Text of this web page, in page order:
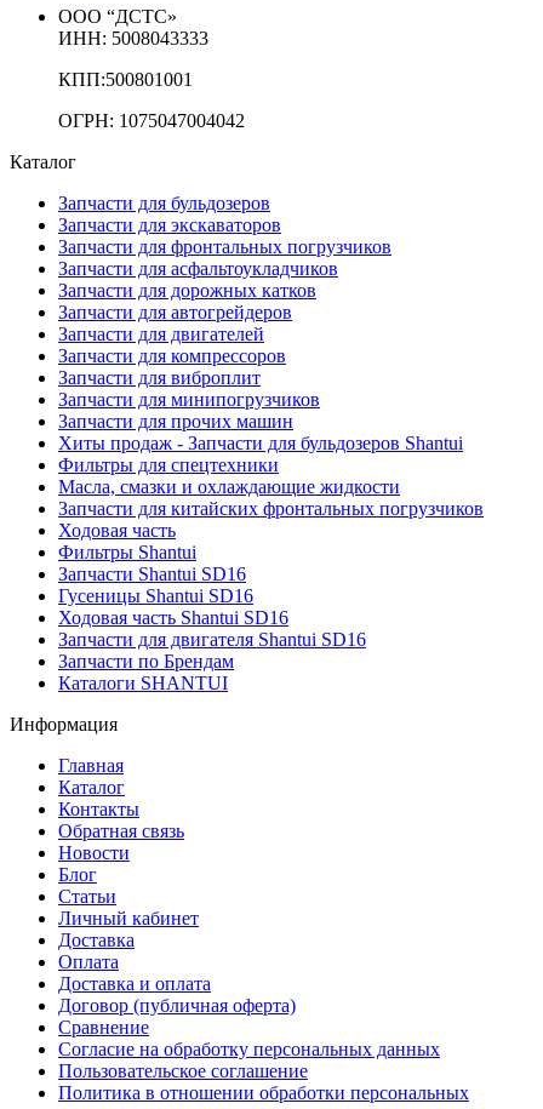
ООО “ДСТС»
ИНН: 5008043333
КПП:500801001
ОГРН: 1075047004042
Каталог
Запчасти для бульдозеров
Запчасти для экскаваторов
Запчасти для фронтальных погрузчиков
Запчасти для асфальтоукладчиков
Запчасти для дорожных катков
Запчасти для автогрейдеров
Запчасти для двигателей
Запчасти для компрессоров
Запчасти для виброплит
Запчасти для минипогрузчиков
Запчасти для прочих машин
Хиты продаж - Запчасти для бульдозеров Shantui
Фильтры для спецтехники
Масла, смазки и охлаждающие жидкости
Запчасти для китайских фронтальных погрузчиков
Ходовая часть
Фильтры Shantui
Запчасти Shantui SD16
Гусеницы Shantui SD16
Ходовая часть Shantui SD16
Запчасти для двигателя Shantui SD16
Запчасти по Брендам
Каталоги SHANTUI
Информация
Главная
Каталог
Контакты
Обратная связь
Новости
Блог
Статьи
Личный кабинет
Доставка
Оплата
Доставка и оплата
Договор (публичная оферта)
Сравнение
Согласие на обработку персональных данных
Пользовательское соглашение
Политика в отношении обработки персональных